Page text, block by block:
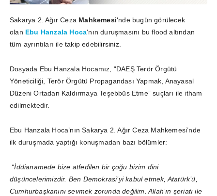
Sakarya 2. Ağır Ceza Mahkemesi‘nde bugün görülecek
olan Ebu Hanzala Hoca‘nın duruşmasını bu flood altından
tüm ayrıntıları ile takip edebilirsiniz.
Dosyada Ebu Hanzala Hocamız, “DAEŞ Terör Örgütü
Yöneticiliği, Terör Örgütü Propagandası Yapmak, Anayasal
Düzeni Ortadan Kaldırmaya Teşebbüs Etme” suçları ile itham
edilmektedir.
Ebu Hanzala Hoca’nın Sakarya 2. Ağır Ceza Mahkemesi’nde
ilk duruşmada yaptığı konuşmadan bazı bölümler:
“İddianamede bize atfedilen bir çoğu bizim dini
düşüncelerimizdir. Ben Demokrasi’yi kabul etmek, Atatürk’ü,
Cumhurbaşkanını sevmek zorunda değilim. Allah’ın şeriatı ile